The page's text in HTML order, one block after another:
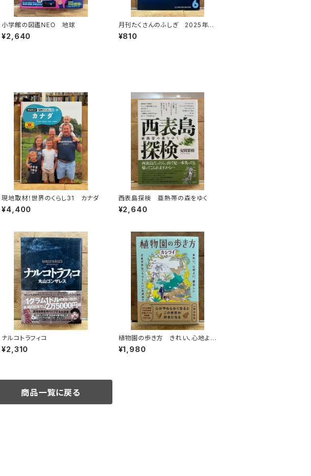
小学館の図鑑NEO 地球
¥2,640
月刊たくさんのふしぎ 2025年6
月号
¥810
現地取材！世界のくらし31 カナダ
¥4,400
西表島探検 亜熱帯の森をゆく
¥2,640
ナルコトラフィコ
¥2,310
植物園の歩き方 きれい、心地よ
い、愛おしい さまざまな「うつくし
い」を求めて
¥1,980
商品一覧に戻る